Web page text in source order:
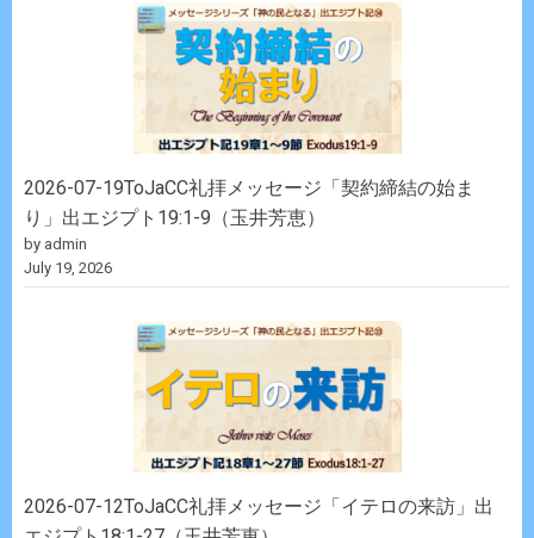
2026-07-19ToJaCC礼拝メッセージ「契約締結の始ま
り」出エジプト19:1-9（玉井芳恵）
by admin
July 19, 2026
2026-07-12ToJaCC礼拝メッセージ「イテロの来訪」出